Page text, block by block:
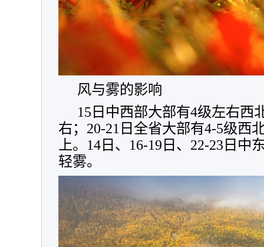
风与雾的影响
15日中西部大部有4级左右西
右；20-21日全省大部有4-5级西
上。14日、16-19日、22-23日
轻雾。